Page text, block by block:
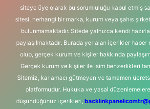
siteye üye olarak bu sorumluluğu kabul etmiş
sitesi, herhangi bir marka, kurum veya şahıs
bulunmamaktadır. Sitede yalnızca kendi
paylaşılmaktadır. Burada yer alan içerikler haber
olup, gerçek kurum ve kişiler hakkında
Gerçek kurum ve kişiler ile isim benzerlikleri
Sitemiz, kar amacı gütmeyen ve tamamen
platformudur. Hukuka ve yasal düzenlemelere
düşündüğünüz içerikleri,